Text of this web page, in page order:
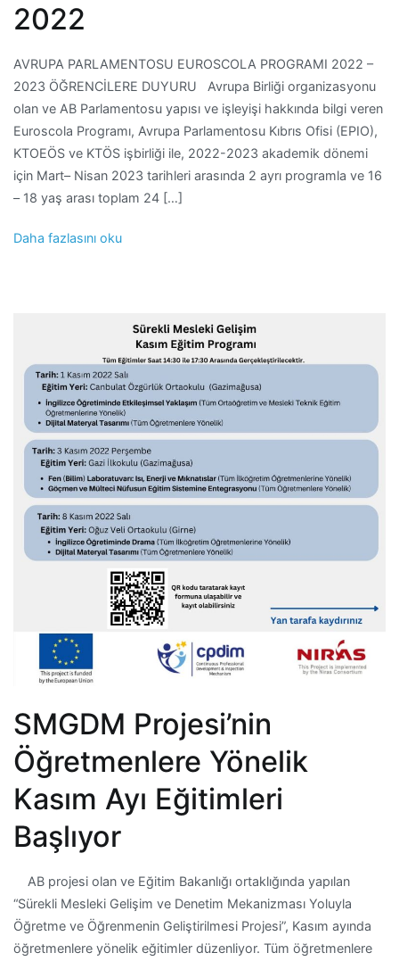
2022
AVRUPA PARLAMENTOSU EUROSCOLA PROGRAMI 2022 –
2023 ÖĞRENCİLERE DUYURU Avrupa Birliği organizasyonu
olan ve AB Parlamentosu yapısı ve işleyişi hakkında bilgi veren
Euroscola Programı, Avrupa Parlamentosu Kıbrıs Ofisi (EPIO),
KTOEÖS ve KTÖS işbirliği ile, 2022-2023 akademik dönemi
için Mart– Nisan 2023 tarihleri arasında 2 ayrı programla ve 16
– 18 yaş arası toplam 24 […]
Daha fazlasını oku
SMGDM Projesi’nin
Öğretmenlere Yönelik
Kasım Ayı Eğitimleri
Başlıyor
AB projesi olan ve Eğitim Bakanlığı ortaklığında yapılan
“Sürekli Mesleki Gelişim ve Denetim Mekanizması Yoluyla
Öğretme ve Öğrenmenin Geliştirilmesi Projesi”, Kasım ayında
öğretmenlere yönelik eğitimler düzenliyor. Tüm öğretmenlere